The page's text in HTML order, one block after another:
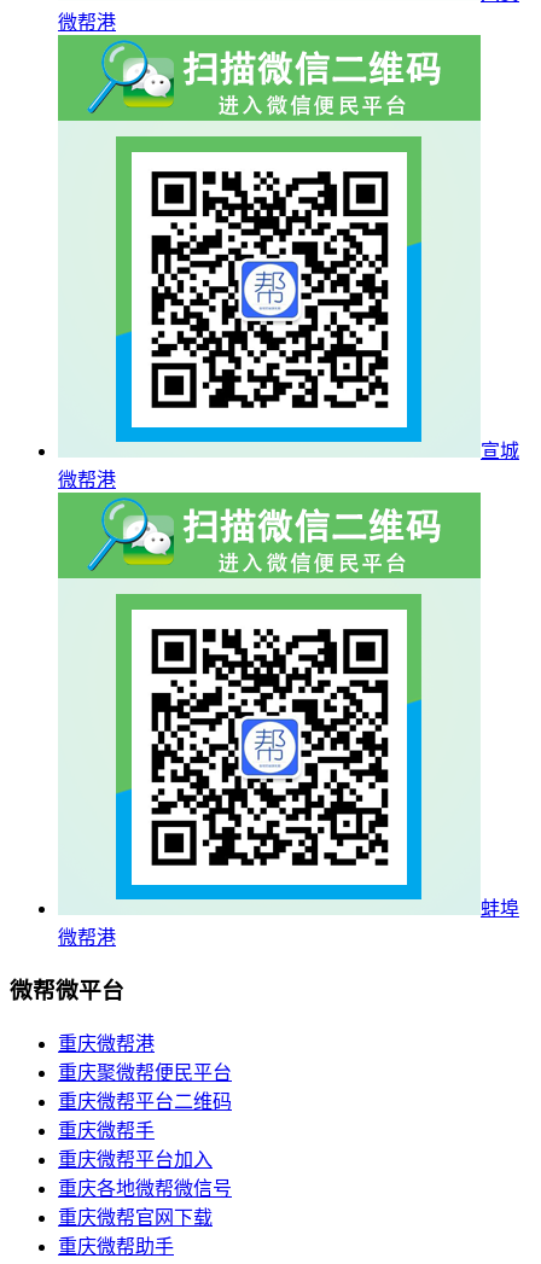
微帮港
宣城
微帮港
蚌埠
微帮港
微帮微平台
重庆微帮港
重庆聚微帮便民平台
重庆微帮平台二维码
重庆微帮手
重庆微帮平台加入
重庆各地微帮微信号
重庆微帮官网下载
重庆微帮助手